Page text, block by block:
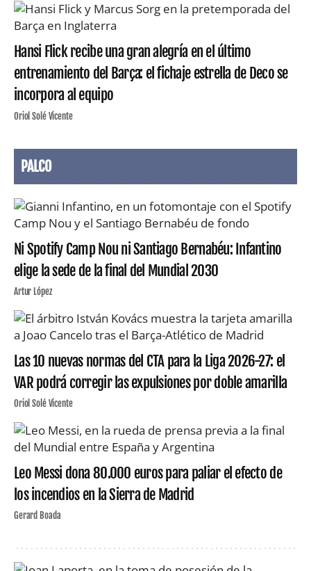
Hansi Flick recibe una gran alegría en el último
entrenamiento del Barça: el fichaje estrella de Deco se
incorpora al equipo
Oriol Solé Vicente
PALCO
Ni Spotify Camp Nou ni Santiago Bernabéu: Infantino
elige la sede de la final del Mundial 2030
Artur López
Las 10 nuevas normas del CTA para la Liga 2026-27: el
VAR podrá corregir las expulsiones por doble amarilla
Oriol Solé Vicente
Leo Messi dona 80.000 euros para paliar el efecto de
los incendios en la Sierra de Madrid
Gerard Boada